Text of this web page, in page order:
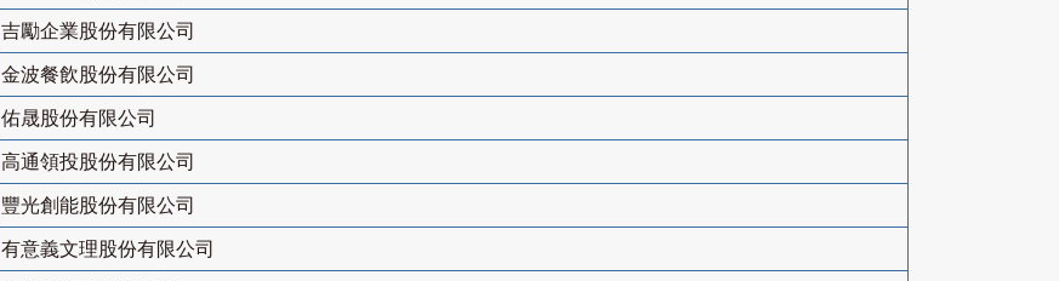
吉勵企業股份有限公司
金波餐飲股份有限公司
佑晟股份有限公司
高通領投股份有限公司
豐光創能股份有限公司
有意義文理股份有限公司